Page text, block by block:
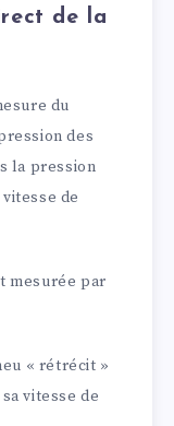
de la
du
des
la pression
de
mesurée par
« rétrécit »
vitesse de